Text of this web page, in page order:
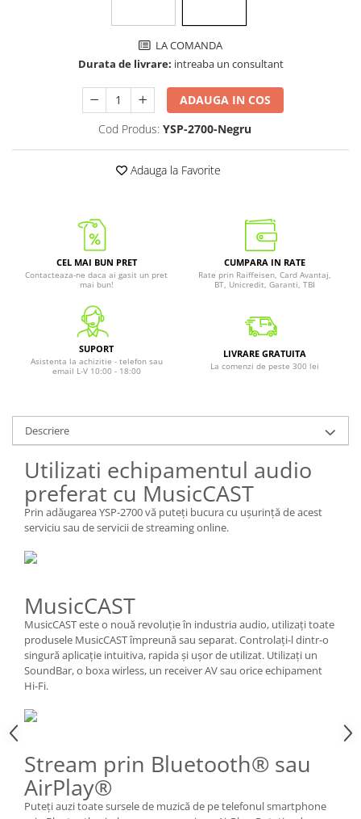
LA COMANDA
Durata de livrare: intreaba un consultant
ADAUGA IN COS
Cod Produs: YSP-2700-Negru
Adauga la Favorite
CEL MAI BUN PRET
Contacteaza-ne daca ai gasit un pret
mai bun!
CUMPARA IN RATE
Rate prin Raiffeisen, Card Avantaj,
BT, Unicredit, Garanti, TBI
SUPORT
Asistenta la achizitie - telefon sau
email L-V 10:00 - 18:00
LIVRARE GRATUITA
La comenzi de peste 300 lei
Descriere
Utilizati echipamentul audio
preferat cu MusicCAST
Prin adăugarea YSP-2700 vă puteți bucura cu ușurință de acest
serviciu sau de servicii de streaming online.
MusicCAST
MusicCAST este o nouă revoluție în industria audio, utilizați toate
produsele MusicCAST împreună sau separat. Controlați-l dintr-o
singură aplicație intuitiva, rapida și ușor de utilizat. Utilizați un
SoundBar, o boxa wirless, un receiver AV sau orice echipament
Hi-Fi.
Stream prin Bluetooth® sau
AirPlay®
Puteți auzi toate sursele de muzică de pe telefonul smartphone